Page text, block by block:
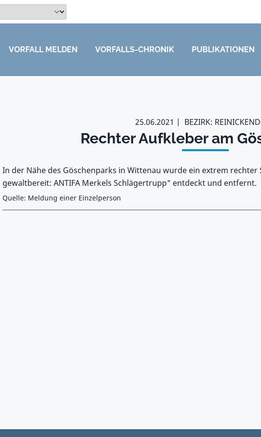
VORFALL MELDEN VORFALLS-CHRONIK PUBLIKATIONEN
25.06.2021 BEZIRK:
Rechter Aufkleber am
In der Nähe des Göschenparks in Wittenau wurde ein extrem
gewaltbereit: ANTIFA Merkels Schlägertrupp" entdeckt und entfernt.
Quelle: Meldung einer Einzelperson